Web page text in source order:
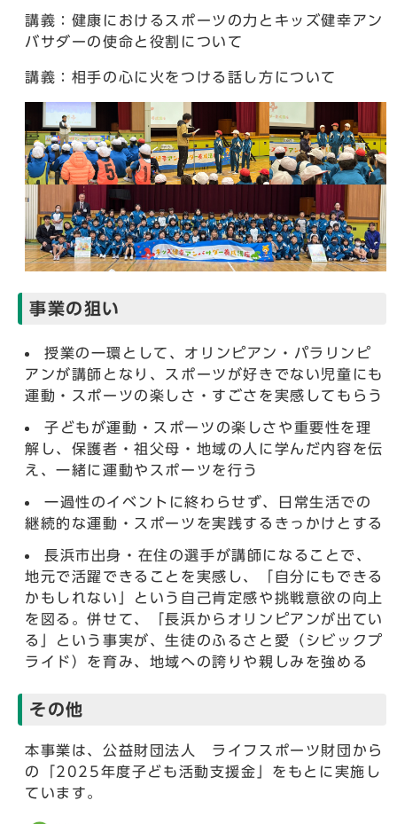
講義：健康におけるスポーツの力とキッズ健幸アン
バサダーの使命と役割について
講義：相手の心に火をつける話し方について
事業の狙い
授業の一環として、オリンピアン・パラリンピ
アンが講師となり、スポーツが好きでない児童にも
運動・スポーツの楽しさ・すごさを実感してもらう
子どもが運動・スポーツの楽しさや重要性を理
解し、保護者・祖父母・地域の人に学んだ内容を伝
え、一緒に運動やスポーツを行う
一過性のイベントに終わらせず、日常生活での
継続的な運動・スポーツを実践するきっかけとする
長浜市出身・在住の選手が講師になることで、
地元で活躍できることを実感し、「自分にもできる
かもしれない」という自己肯定感や挑戦意欲の向上
を図る。併せて、「長浜からオリンピアンが出てい
る」という事実が、生徒のふるさと愛（シビックプ
ライド）を育み、地域への誇りや親しみを強める
その他
本事業は、公益財団法人 ライフスポーツ財団から
の「2025年度子ども活動支援金」をもとに実施し
ています。